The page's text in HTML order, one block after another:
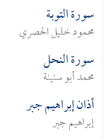
سورة التوبة
محمود خليل الحصري
سورة النحل
محمد أبو سنينة
أذان إبراهيم جبر
إبراهيم جبر